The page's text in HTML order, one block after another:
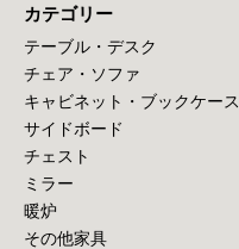
カテゴリー
テーブル・デスク
チェア・ソファ
キャビネット・ブックケース
サイドボード
チェスト
ミラー
暖炉
その他家具